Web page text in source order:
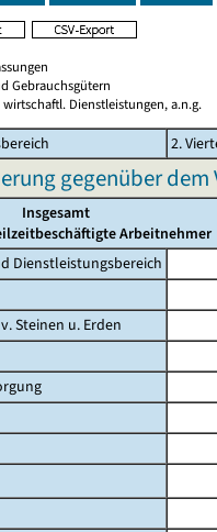
Gebrauchsgütern
Dienstleistungen, a.n.g.
2.
gegenüber
Insgesamt
Arbeitnehmer
Dienstleistungsbereich
Steinen u. Erden